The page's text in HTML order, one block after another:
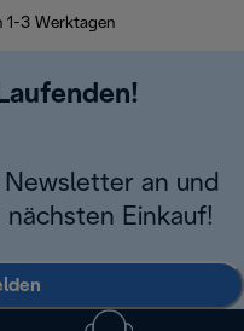
1-3 Werktagen
an und
Einkauf!